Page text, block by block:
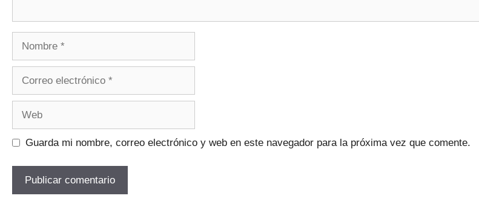
Guarda mi nombre, correo electrónico y web en este navegador para la próxima vez que comente.